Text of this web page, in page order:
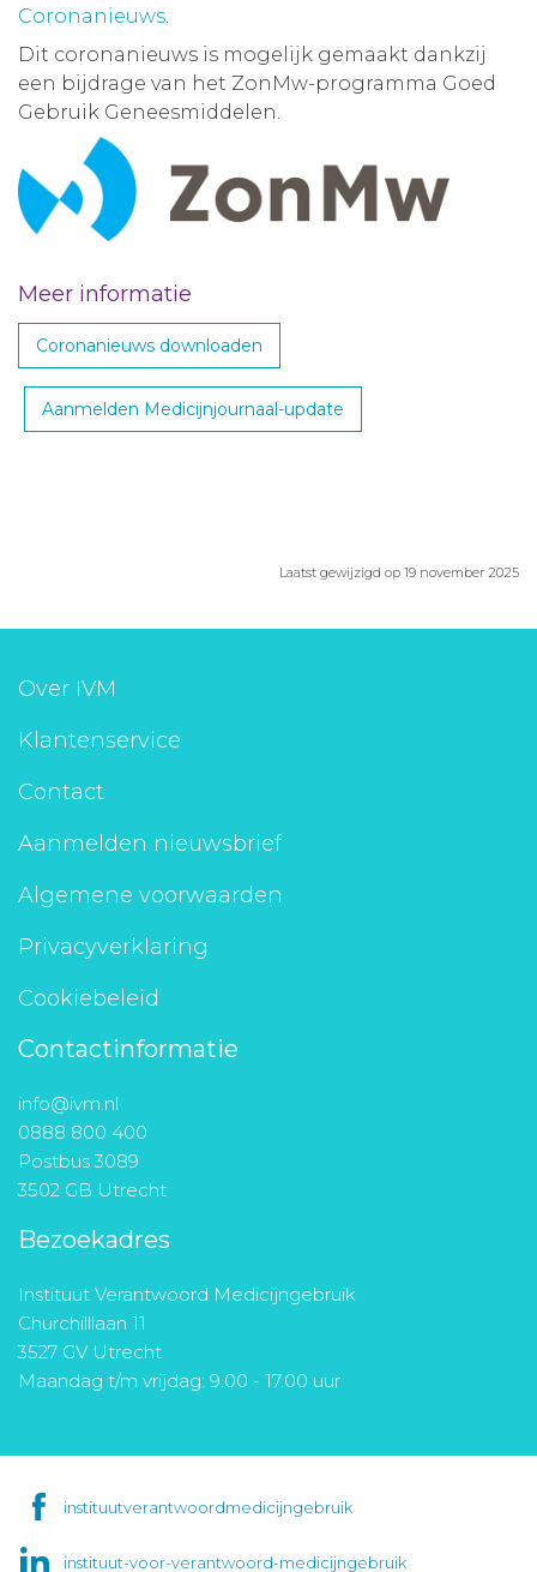
Coronanieuws.
Dit coronanieuws is mogelijk gemaakt dankzij
een bijdrage van het ZonMw-programma Goed
Gebruik Geneesmiddelen.
Meer informatie
Coronanieuws downloaden
Aanmelden Medicijnjournaal-update
Laatst gewijzigd op 19 november 2025
Over IVM
Klantenservice
Contact
Aanmelden nieuwsbrief
Algemene voorwaarden
Privacyverklaring
Cookiebeleid
Contactinformatie
info@ivm.nl
0888 800 400
Postbus 3089
3502 GB Utrecht
Bezoekadres
Instituut Verantwoord Medicijngebruik
Churchilllaan 11
3527 GV Utrecht
Maandag t/m vrijdag: 9.00 - 17.00 uur
instituutverantwoordmedicijngebruik
instituut-voor-verantwoord-medicijngebruik